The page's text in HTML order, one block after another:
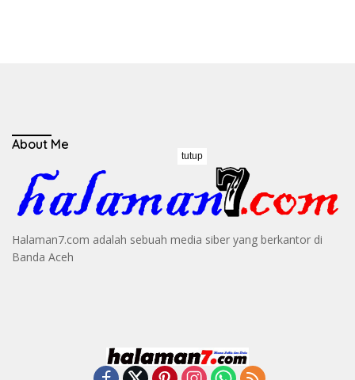
About Me
Halaman7.com adalah sebuah media siber yang berkantor di
Banda Aceh
tutup